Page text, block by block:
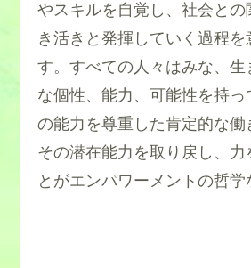
やスキルを自覚し、社会と
き活きと発揮していく過程
す。すべての人々はみな、生
な個性、能力、可能性を持っ
の能力を尊重した肯定的な働
その潜在能力を取り戻し、力
とがエンパワーメントの哲学